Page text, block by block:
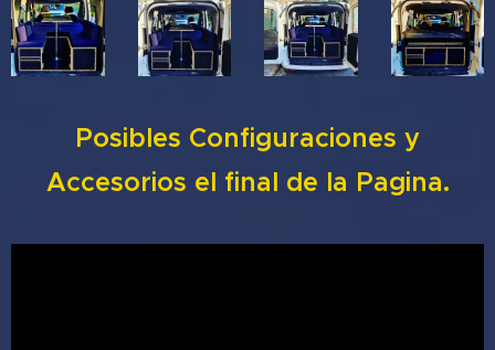
Posibles Configuraciones y
Accesorios el final de la Pagina.